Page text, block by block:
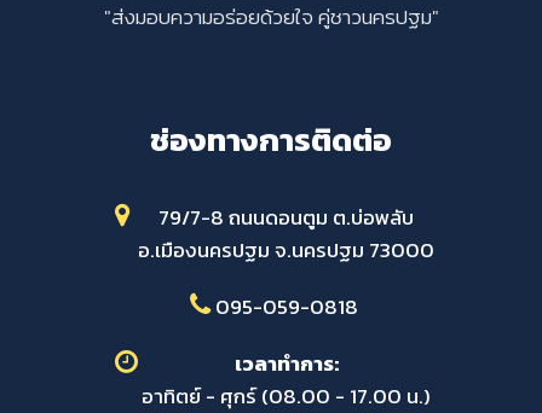
"ส่งมอบความอร่อยด้วยใจ คู่ชาวนครปฐม"
ช่องทางการติดต่อ
79/7-8 ถนนดอนตูม ต.บ่อพลับ
อ.เมืองนครปฐม จ.นครปฐม 73000
095-059-0818
เวลาทำการ:
อาทิตย์ - ศุกร์ (08.00 - 17.00 น.)